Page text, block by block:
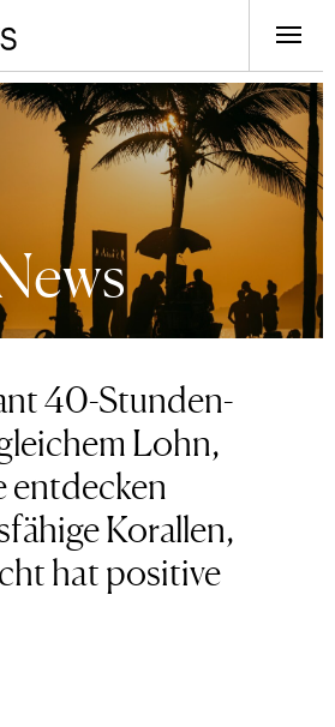
40-Stunden-
Lohn,
entdecken
Korallen,
hat positive